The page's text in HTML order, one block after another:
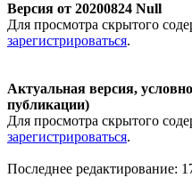
Версия от 20200824 Null
Для просмотра скрытого
зарегистрироваться.
Актуальная версия,
публикации)
Для просмотра скрытого
зарегистрироваться.
Последнее редактирование: